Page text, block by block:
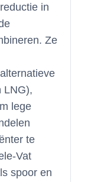
in
Ze
LNG),
lege
te
Vat
spoor en